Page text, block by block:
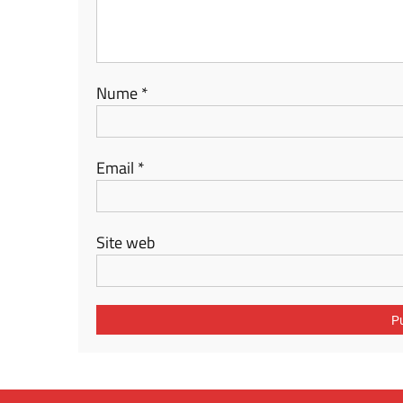
Nume*
Email *
Site web